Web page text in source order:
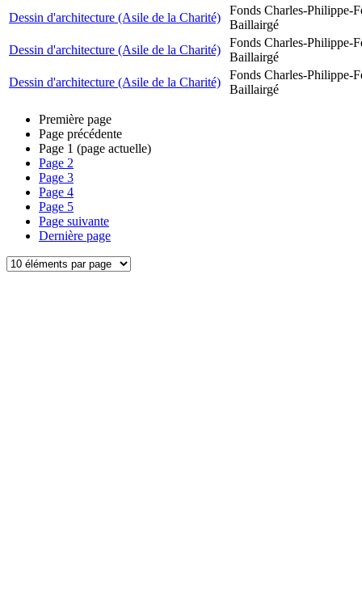
Dessin d'architecture (Asile de la Charité)
Fonds Charles-Philippe-
Baillairgé
Dessin d'architecture (Asile de la Charité)
Fonds Charles-Philippe-
Baillairgé
Dessin d'architecture (Asile de la Charité)
Fonds Charles-Philippe-
Baillairgé
Première page
Page précédente
Page 1 (page actuelle)
Page 2
Page 3
Page 4
Page 5
Page suivante
Dernière page